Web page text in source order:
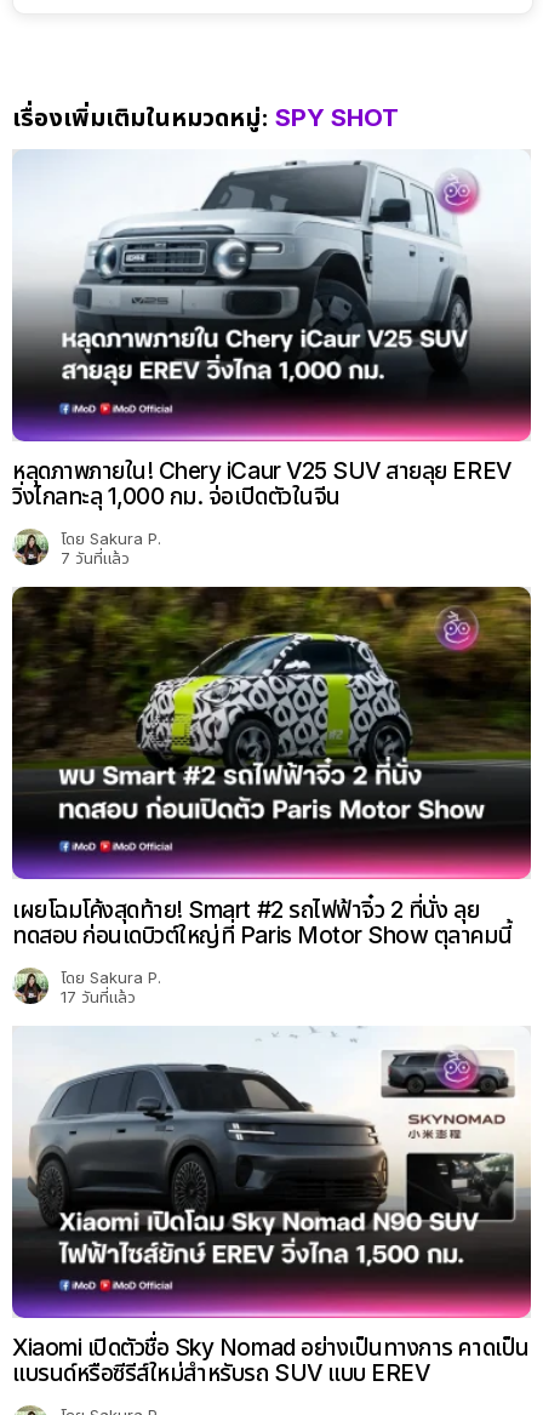
เรื่องเพิ่มเติมในหมวดหมู่: SPY SHOT
หลุดภาพภายใน! Chery iCaur V25 SUV สายลุย EREV
วิ่งไกลทะลุ 1,000 กม. จ่อเปิดตัวในจีน
โดย Sakura P.
7 วันที่แล้ว
เผยโฉมโค้งสุดท้าย! Smart #2 รถไฟฟ้าจิ๋ว 2 ที่นั่ง ลุย
ทดสอบ ก่อนเดบิวต์ใหญ่ที่ Paris Motor Show ตุลาคมนี้
โดย Sakura P.
17 วันที่แล้ว
Xiaomi เปิดตัวชื่อ Sky Nomad อย่างเป็นทางการ คาดเป็น
แบรนด์หรือซีรีส์ใหม่สำหรับรถ SUV แบบ EREV